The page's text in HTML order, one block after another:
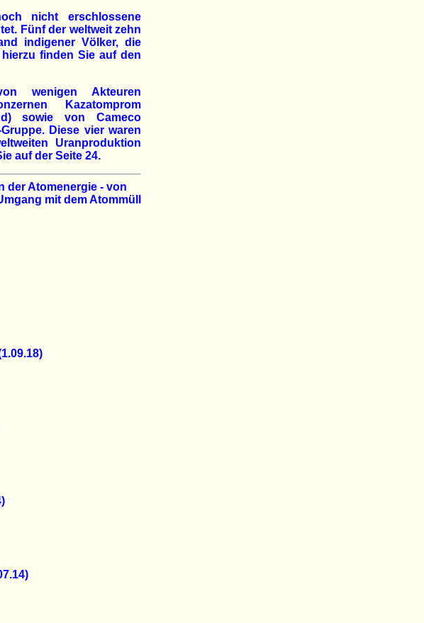
nicht erschlossene
Fünf der weltweit zehn
indigener Völker, die
finden Sie auf den
wenigen Akteuren
Kazatomprom
sowie von Cameco
Diese vier waren
Uranproduktion
auf der Seite 24.
der Atomenergie - von
mit dem Atommüll